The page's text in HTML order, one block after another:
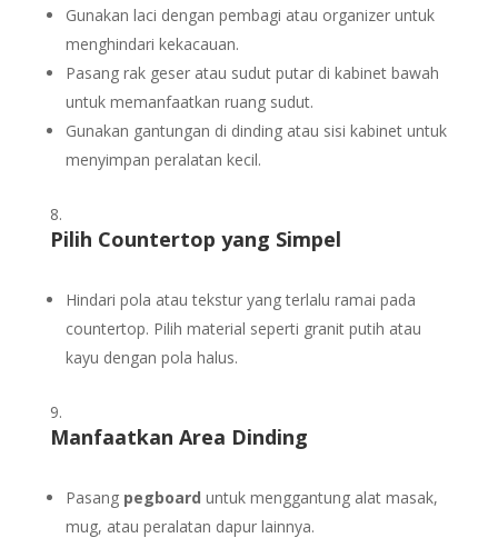
Gunakan laci dengan pembagi atau organizer untuk
menghindari kekacauan.
Pasang rak geser atau sudut putar di kabinet bawah
untuk memanfaatkan ruang sudut.
Gunakan gantungan di dinding atau sisi kabinet untuk
menyimpan peralatan kecil.
Pilih Countertop yang Simpel
Hindari pola atau tekstur yang terlalu ramai pada
countertop. Pilih material seperti granit putih atau
kayu dengan pola halus.
Manfaatkan Area Dinding
Pasang pegboard untuk menggantung alat masak,
mug, atau peralatan dapur lainnya.